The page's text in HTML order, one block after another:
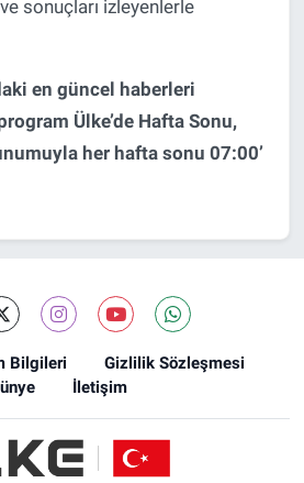
sonuçları izleyenlerle
en güncel haberleri
Ülke’de Hafta Sonu,
her hafta sonu 07:00’
Bilgileri
Gizlilik Sözleşmesi
İletişim